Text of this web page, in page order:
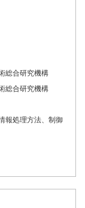
総合研究機構
総合研究機構
報処理方法、制御